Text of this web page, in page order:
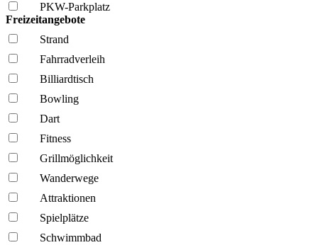
PKW-Parkplatz
Freizeitangebote
Strand
Fahrrad­verleih
Billiardtisch
Bowling
Dart
Fitness
Grillmöglich­keit
Wanderwege
Attraktionen
Spielplätze
Schwimmbad